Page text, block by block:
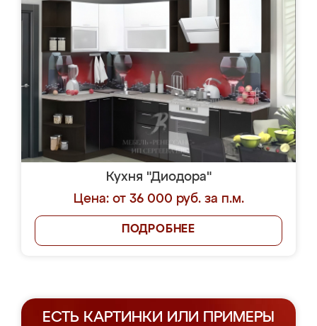
Кухня "Диодора"
Цена: от 36 000 руб. за п.м.
ПОДРОБНЕЕ
ЕСТЬ КАРТИНКИ ИЛИ ПРИМЕРЫ